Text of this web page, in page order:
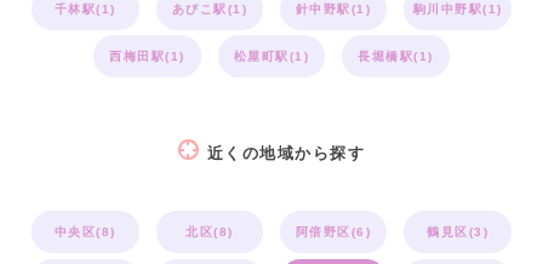
千林駅(1) あびこ駅(1) 針中野駅(1) 駒川中野駅(1)
西梅田駅(1) 松屋町駅(1) 長堀橋駅(1)
近くの地域から探す
中央区(8) 北区(8) 阿倍野区(6) 鶴見区(3)